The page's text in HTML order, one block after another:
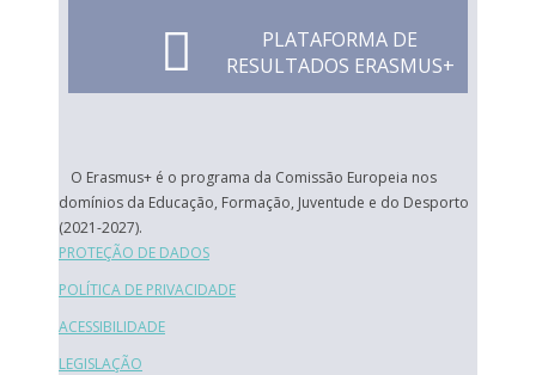
PLATAFORMA DE
RESULTADOS ERASMUS+
O Erasmus+ é o programa da Comissão Europeia nos
domínios da Educação, Formação, Juventude e do Desporto
(2021-2027).
PROTEÇÃO DE DADOS
POLÍTICA DE PRIVACIDADE
ACESSIBILIDADE
LEGISLAÇÃO